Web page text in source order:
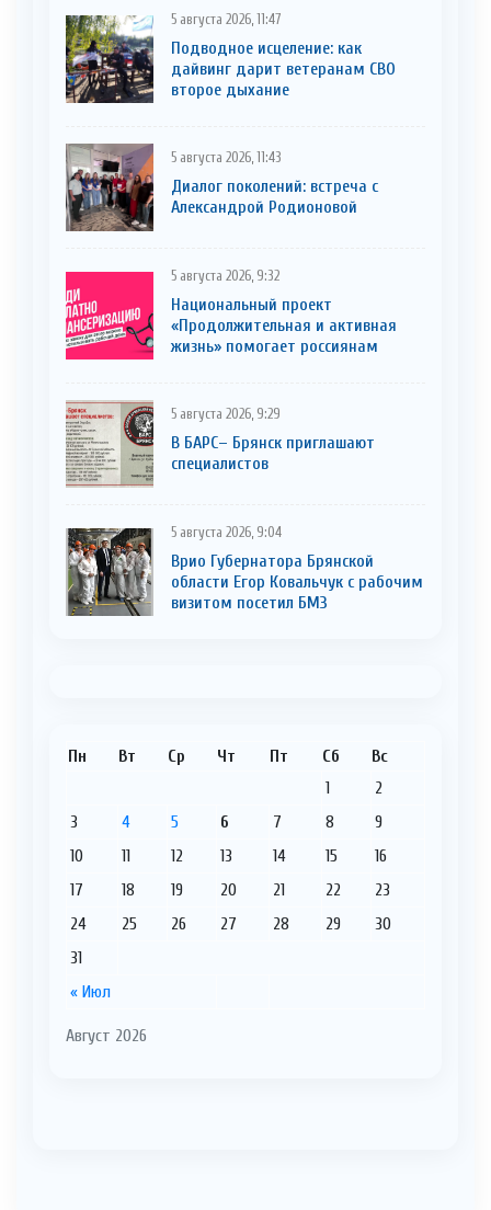
5 августа 2026, 11:47
Подводное исцеление: как
дайвинг дарит ветеранам СВО
второе дыхание
5 августа 2026, 11:43
Диалог поколений: встреча с
Александрой Родионовой
5 августа 2026, 9:32
Национальный проект
«Продолжительная и активная
жизнь» помогает россиянам
5 августа 2026, 9:29
В БАРС– Брянcк приглaшают
cпециaлистoв
5 августа 2026, 9:04
Врио Губернатора Брянской
области Егор Ковальчук с рабочим
визитом посетил БМЗ
Август 2026
Пн Вт Ср Чт Пт Сб Вс
« Июл
1
2
3
4 5 6 7 8
9
10
11 12 13 14 15
16
17
18 19 20 21 22
23
24
25 26 27 28 29
30
31